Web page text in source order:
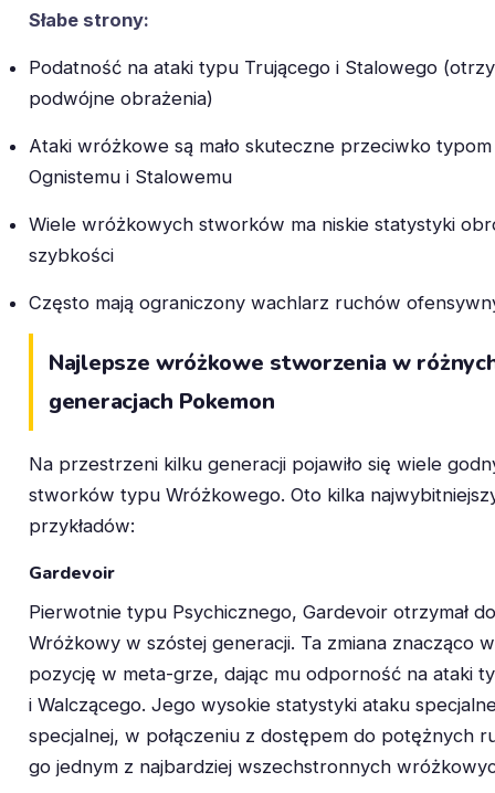
Słabe strony:
Podatność na ataki typu Trującego i Stalowego
podwójne obrażenia)
Ataki wróżkowe są mało skuteczne przeciwko
Ognistemu i Stalowemu
Wiele wróżkowych stworków ma niskie statystyki
szybkości
Często mają ograniczony wachlarz ruchów
Najlepsze wróżkowe stworzenia w
generacjach Pokemon
Na przestrzeni kilku generacji pojawiło się wiele
stworków typu Wróżkowego. Oto kilka
przykładów:
Gardevoir
Pierwotnie typu Psychicznego, Gardevoir otrzymał
Wróżkowy w szóstej generacji. Ta zmiana znacząco
pozycję w meta-grze, dając mu odporność na ataki
i Walczącego. Jego wysokie statystyki ataku
specjalnej, w połączeniu z dostępem do potężnych
go jednym z najbardziej wszechstronnych